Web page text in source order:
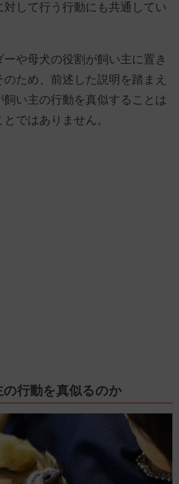
対して行う行動にも共通してい
や母犬の役割が飼い主に置き
ため、前述した説明を踏まえ
い主の行動を真似することは
ではありません。
行動を真似るのか